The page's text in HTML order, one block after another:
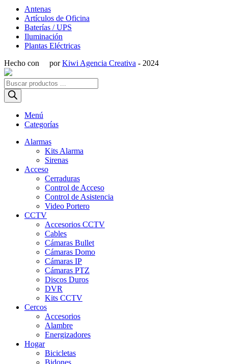
Antenas
Artículos de Oficina
Baterías / UPS
Iluminación
Plantas Eléctricas
Hecho con
porKiwi Agencia Creativa - 2024
Búsqueda
de
productos
Menú
Categorías
Alarmas
Kits Alarma
Sirenas
Acceso
Cerraduras
Control de Acceso
Control de Asistencia
Video Portero
CCTV
Accesorios CCTV
Cables
Cámaras Bullet
Cámaras Domo
Cámaras IP
Cámaras PTZ
Discos Duros
DVR
Kits CCTV
Cercos
Accesorios
Alambre
Energizadores
Hogar
Bicicletas
Bidones